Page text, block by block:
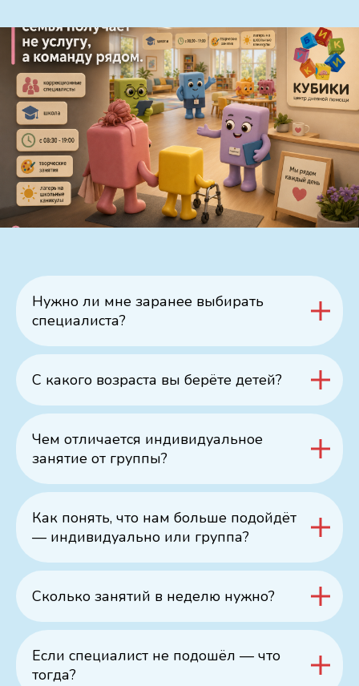
Нужно ли мне заранее выбирать
специалиста?
С какого возраста вы берёте детей?
Чем отличается индивидуальное
занятие от группы?
Как понять, что нам больше подойдёт
— индивидуально или группа?
Сколько занятий в неделю нужно?
Если специалист не подошёл — что
тогда?